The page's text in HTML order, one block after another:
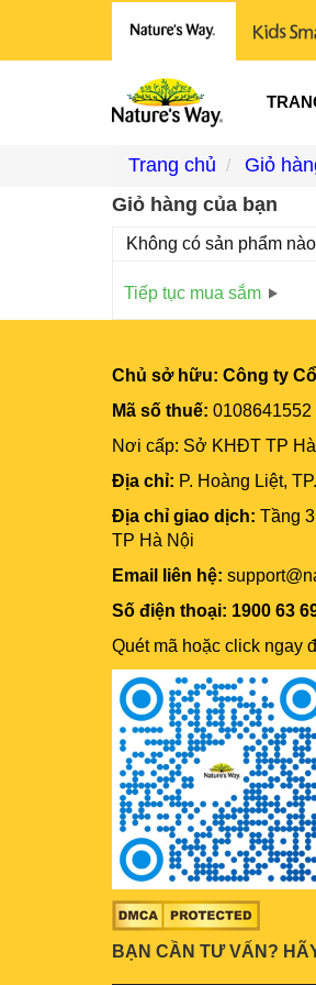
Trang chủ
Giỏ
Giỏ hàng của bạn
Không có sản phẩm
Tiếp tục mua sắm
Chủ sở hữu: Công ty
Mã số thuế: 0108641552
Nơi cấp: Sở KHĐT TP
Địa chỉ: P. Hoàng Liệt,
Địa chỉ giao dịch: Tầng
TP Hà Nội
Email liên hệ:
Số điện thoại: 1900 63
Quét mã hoặc click ngay
BẠN CẦN TƯ VẤN?